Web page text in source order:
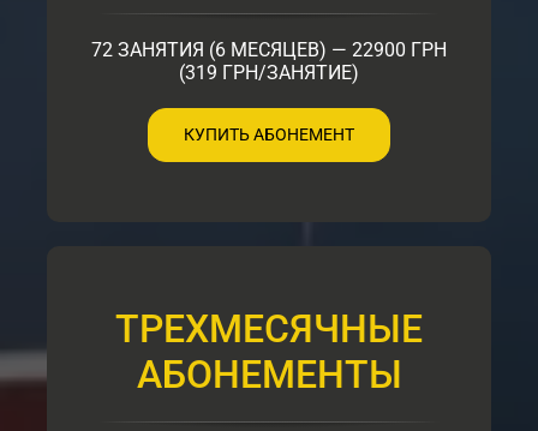
72 ЗАНЯТИЯ (6 МЕСЯЦЕВ) — 22900 ГРН
(319 ГРН/ЗАНЯТИЕ)
КУПИТЬ АБОНЕМЕНТ
ТРЕХМЕСЯЧНЫЕ
АБОНЕМЕНТЫ